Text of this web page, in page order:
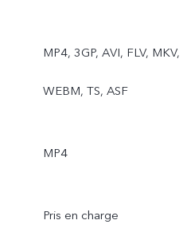
résolution, Document en
Ultra HD
MP4, 3GP, AVI, FLV, MKV,
WEBM, TS, ASF
MP4
Pris en charge